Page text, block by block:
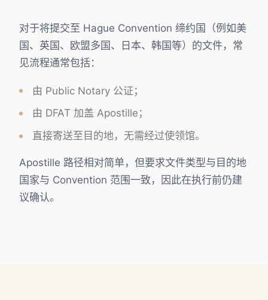
对于将提交至 Hague Convention 缔约国（例如美
国、英国、欧盟多国、日本、韩国等）的文件，常
见流程通常包括：
由 Public Notary 公证；
由 DFAT 加盖 Apostille；
直接寄送至目的地，无需经过使领馆。
Apostille 路径相对简单，但要求文件类型与目的地
国家与 Convention 范围一致，因此在执行前仍建
议确认。